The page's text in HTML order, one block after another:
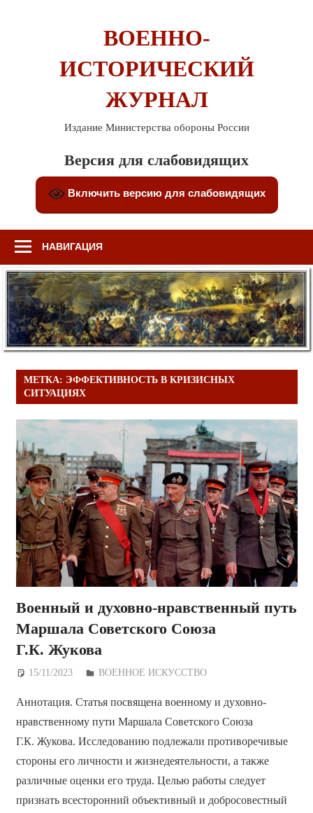
ВОЕННО-
ИСТОРИЧЕСКИЙ
ЖУРНАЛ
Издание Министерства обороны России
Версия для слабовидящих
Включить версию для слабовидящих
НАВИГАЦИЯ
МЕТКА: ЭФФЕКТИВНОСТЬ В КРИЗИСНЫХ
СИТУАЦИЯХ
Военный и духовно-нравственный путь
Маршала Советского Союза
Г.К. Жукова
15/11/2023 Дежурный по Редакции
ВОЕННОЕ ИСКУССТВО
Аннотация. Статья посвящена военному и духовно-
нравственному пути Маршала Советского Союза
Г.К. Жукова. Исследованию подлежали противоречивые
стороны его личности и жизнедеятельности, а также
различные оценки его труда. Целью работы следует
признать всесторонний объективный и добросовестный